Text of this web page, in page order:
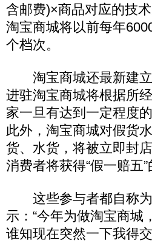
含邮费)×商品对应的技
淘宝商城将以前每年
个档次。
淘宝商城还最新建立
进驻淘宝商城将根据所
家一旦有达到一定程度
此外，淘宝商城对假货
货、水货，将被立即封
消费者将获得“假一赔五”
这些参与者都自称为“
示：“今年为做淘宝商城
谁知现在突然一下我得